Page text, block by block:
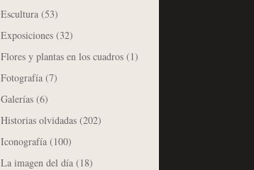
Escultura (53)
Exposiciones (32)
Flores y plantas en los cuadros (1)
Fotografía (7)
Galerías (6)
Historias olvidadas (202)
Iconografía (100)
La imagen del día (18)